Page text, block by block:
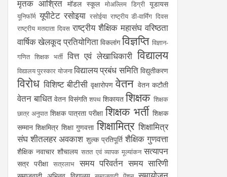
मृतक आश्रित मॉडल स्कूल मोअल्लिम डिग्री यूडायस
यूनिफॉर्म यूपीटेट रसोइया रसोईया राष्ट्रीय डी-वार्मिंग दिवस
राष्ट्रीय मतदाता दिवस राष्ट्रीय शैक्षिक महासंघ वरिष्ठता
वार्षिक खेलकूद प्रतियोगिता विकलांग विज्ञप्ति विज्ञान-
गणित शिक्षक भर्ती वित्त एवं लेखाधिकारी विद्यालय
विद्यालय पुरस्कार योजनाविद्यालय प्रबंध समिति विद्युतीकरण
विरोध विशिष्ट बीटीसी वृक्षारोपण वेतन वेतन कटौती
वेतन बाधित वेतन विसंगति शपथ शिकायत शिक्षक शिक्षक
छात्र अनुपात शिक्षक पात्रता परीक्षा शिक्षक भर्ती शिक्षक
सम्मान शिक्षमित्र शिक्षा गुणवत्ता शिक्षामित्र शिक्षामित्र
संघ शीतलहर अवकाश शुल्क प्रतिपूर्ति शैक्षिक गुणवत्ता
शैक्षिक नवाचार शौचालय सतत एवं व्यापक मूल्यांकन सत्यापन
सत्र परीक्षा सत्रलाभ समय परिवर्तन समय सारिणी